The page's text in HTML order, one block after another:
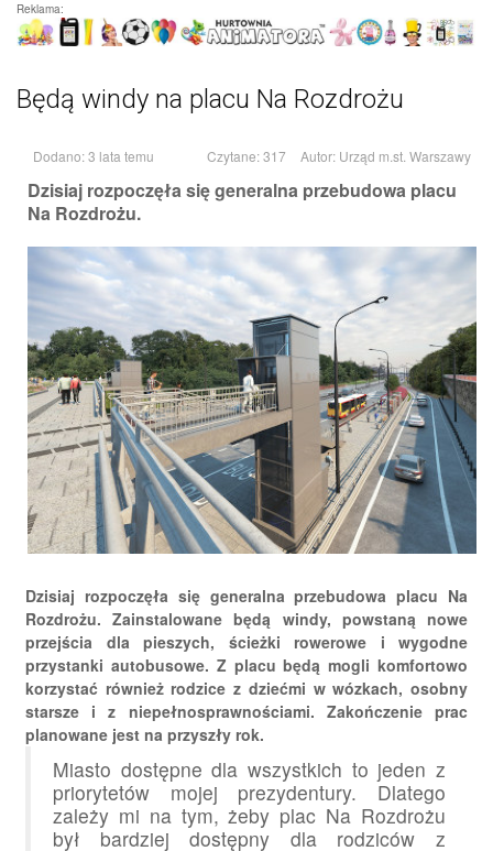
Reklama:
Będą windy na placu Na Rozdrożu
Dodano: 3 lata temu Czytane: 317 Autor: Urząd m.st. Warszawy
Dzisiaj rozpoczęła się generalna przebudowa placu
Na Rozdrożu.
Dzisiaj rozpoczęła się generalna przebudowa placu Na
Rozdrożu. Zainstalowane będą windy, powstaną nowe
przejścia dla pieszych, ścieżki rowerowe i wygodne
przystanki autobusowe. Z placu będą mogli komfortowo
korzystać również rodzice z dziećmi w wózkach, osobny
starsze i z niepełnosprawnościami. Zakończenie prac
planowane jest na przyszły rok.
Miasto dostępne dla wszystkich to jeden z
priorytetów mojej prezydentury. Dlatego
zależy mi na tym, żeby plac Na Rozdrożu
był bardziej dostępny dla rodziców z